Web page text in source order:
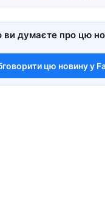
думаєте про цю
цю новину у